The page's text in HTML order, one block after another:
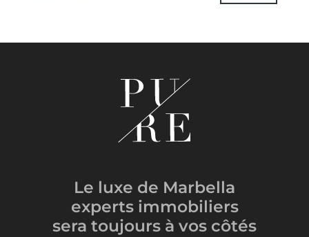
Le luxe de Marbella
experts immobiliers
sera toujours à vos côtés